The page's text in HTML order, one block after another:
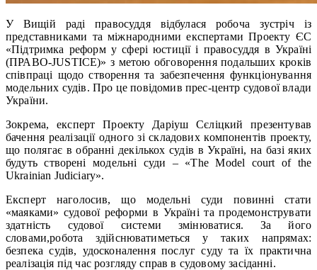
У Вищій раді правосуддя відбулася робоча зустріч із
представниками та міжнародними експертами Проекту ЄС
«Підтримка реформ у сфері юстиції і правосуддя в Україні
(ПРАВО-JUSTICE)» з метою обговорення подальших кроків
співпраці щодо створення та забезпечення функціонування
модельних судів. Про це повідомив прес-центр судової влади
України.
Зокрема, експерт Проекту Даріуш Сєліцкий презентував
бачення реалізації одного зі складових компонентів проекту,
що полягає в обранні декількох судів в Україні, на базі яких
будуть створені модельні суди – «The Model court of the
Ukrainian Judiciary».
Експерт наголосив, що модельні суди повинні стати
«маяками» судової реформи в Україні та продемонструвати
здатність судової системи змінюватися. За його
словами,робота здійснюватиметься у таких напрямах:
безпека судів, удосконалення послуг суду та їх практична
реалізація під час розгляду справ в судовому засіданні.